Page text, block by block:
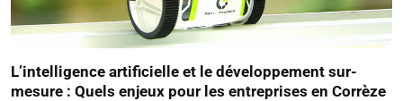
L’intelligence artificielle et le développement sur-
mesure : Quels enjeux pour les entreprises en Corrèze